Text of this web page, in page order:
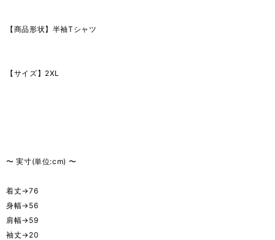
【商品形状】半袖Tシャツ
【サイズ】2XL
〜 実寸(単位:cm) 〜
着丈→76
身幅→56
肩幅→59
袖丈→20